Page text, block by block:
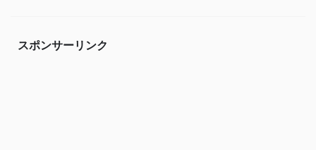
スポンサーリンク